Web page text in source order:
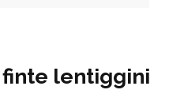
lentiggini